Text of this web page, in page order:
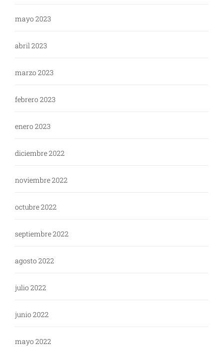
mayo 2023
abril 2023
marzo 2023
febrero 2023
enero 2023
diciembre 2022
noviembre 2022
octubre 2022
septiembre 2022
agosto 2022
julio 2022
junio 2022
mayo 2022